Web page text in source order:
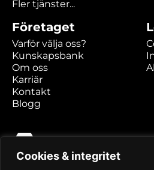
Cookies & integritet
Fler tjänster...
Företaget
Varför välja oss?
Kunskapsbank
Om oss
Karriär
Kontakt
Blogg